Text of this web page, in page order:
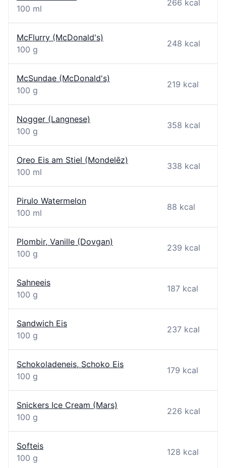
100 ml
266 kcal
McFlurry (McDonald's)
100 g
248 kcal
McSundae (McDonald's)
100 g
219 kcal
Nogger (Langnese)
100 g
358 kcal
Oreo Eis am Stiel (Mondelēz)
100 ml
338 kcal
Pirulo Watermelon
100 ml
88 kcal
Plombir, Vanille (Dovgan)
100 g
239 kcal
Sahneeis
100 g
187 kcal
Sandwich Eis
100 g
237 kcal
Schokoladeneis, Schoko Eis
100 g
179 kcal
Snickers Ice Cream (Mars)
100 g
226 kcal
Softeis
100 g
128 kcal